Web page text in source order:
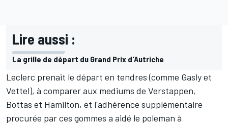
Lire aussi :
La grille de départ du Grand Prix d'Autriche
Leclerc prenait le départ en tendres (comme Gasly et
Vettel), à comparer aux mediums de Verstappen,
Bottas et Hamilton, et l'adhérence supplémentaire
procurée par ces gommes a aidé le poleman à